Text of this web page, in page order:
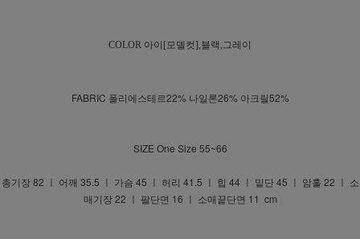
COLOR 아이[모델컷],블랙,그레이
FABRIC 폴리에스테르22% 나일론26% 아크릴52%
SIZE One Size 55~66
총기장 82 ㅣ 어깨 35.5 ㅣ 가슴 45 ㅣ 허리 41.5 ㅣ 힙 44 ㅣ 밑단 45 ㅣ 암홀 22 ㅣ 소
매기장 22 ㅣ 팔단면 16 ㅣ 소매끝단면 11 cm